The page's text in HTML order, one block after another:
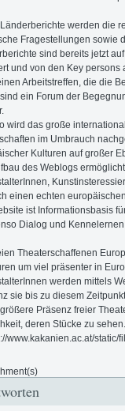
werden die
Fragestellungen sowie
sind bereits jetzt
und von den Key persons
Arbeitstreffen, die die
ein Forum der
wird das große
im Umbrauch
Kulturen auf großer
des Weblogs
einen echten
ist Informationsbasis
Dialog und Kennelernen
Theaterschaffenen
um viel präsenter in
werden mittels
sie bis zu diesem
Präsenz freier
deren Stücke zu sehen.